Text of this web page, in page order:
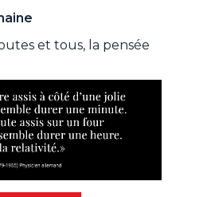
et tous, la pensée